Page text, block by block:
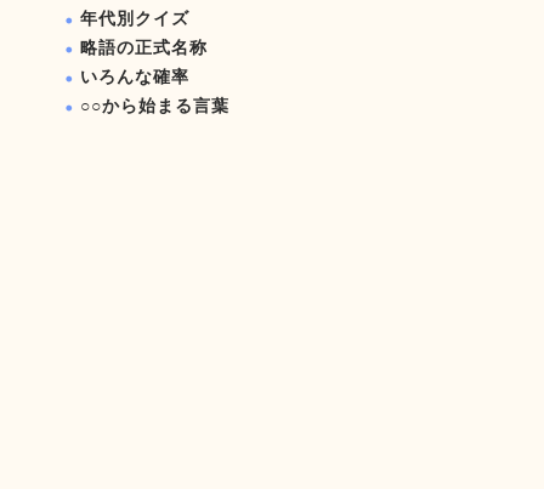
年代別クイズ
略語の正式名称
いろんな確率
○○から始まる言葉